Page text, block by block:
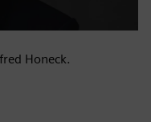
Honeck.